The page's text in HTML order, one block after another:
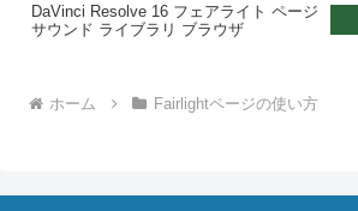
DaVinci Resolve 16 フェアライト ページ
サウンド ライブラリ ブラウザ
ホーム Fairlightページの使い方